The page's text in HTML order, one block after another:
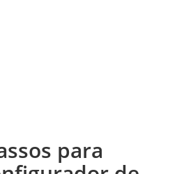
para